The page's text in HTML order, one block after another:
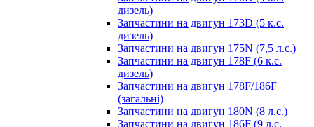
дизель)
Запчастини на двигун 173D (5 к.с.
дизель)
Запчастини на двигун 175N (7,5 л.с.)
Запчастини на двигун 178F (6 к.с.
дизель)
Запчастини на двигун 178F/186F
(загальні)
Запчастини на двигун 180N (8 л.с.)
Запчастини на двигун 186F (9 л.с.